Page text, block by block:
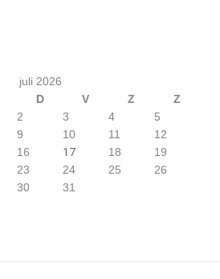
juli 2026
D V Z
Z
2 3 4
5
9 10 11
12
16 17 18
19
23 24 25
26
30 31